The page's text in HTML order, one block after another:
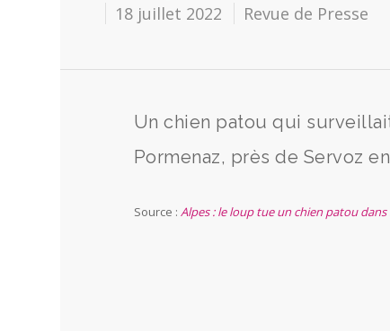
18 juillet 2022 Revue de Presse
Un chien patou qui
Pormenaz, près de Servoz
Source : Alpes : le loup tue un chien patou